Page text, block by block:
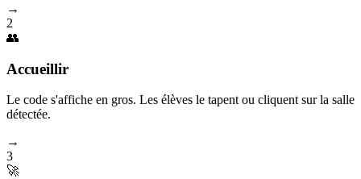
→
2
👥
Accueillir
Le code s'affiche en gros. Les élèves le tapent ou cliquent sur la salle
détectée.
→
3
🚀